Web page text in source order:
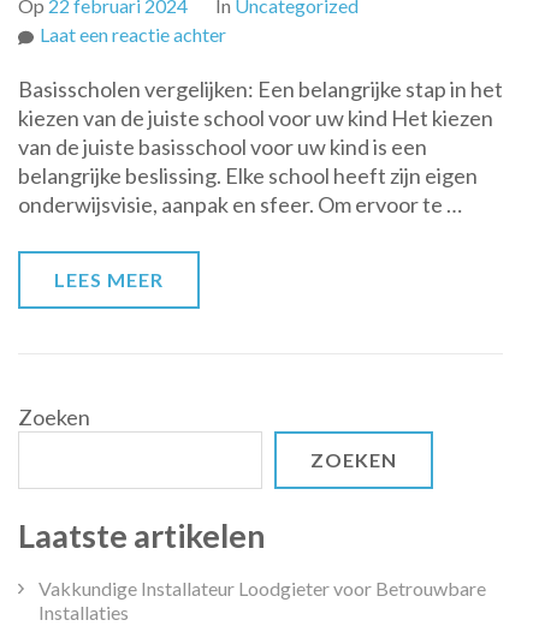
Op 22 februari 2024 In Uncategorized
Laat een reactie achterop
vergelijken:
Een
essentiële
stap
in
Basisscholen vergelijken: Een belangrijke stap in het
kiezen van de juiste school voor uw kind Het kiezen
van de juiste basisschool voor uw kind is een
belangrijke beslissing. Elke school heeft zijn eigen
onderwijsvisie, aanpak en sfeer. Om ervoor te …
LEES MEER
Zoeken
ZOEKEN
Laatste artikelen
Vakkundige Installateur Loodgieter voor Betrouwbare
Installaties